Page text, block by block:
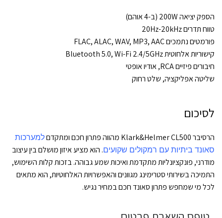
הספק יציאה 200W (ב-4 אוהם)
טווח תדרים 20Hz-20kHz
פורמטים נתמכים FLAC, ALAC, WAV, MP3, AAC
קישוריות אלחוטית Bluetooth 5.0, Wi-Fi 2.4/5GHz
חיבורים פיזיים RCA, אודיו אופטי
שליטה אפליקציה, שלט רחוק
לסיכום
הרסיבר Klark&Helmer CL500 מהווה פתרון חכם ומתקדם
למערכות
סאונד ביתיות עם רמקולים שקועים. הוא מציע איזון מושלם בין עיצוב
מודרני, פונקציונליות מתקדמת ואיכות שמע גבוהה. בזכות קלות השימוש,
התמיכה בשירותי סטרימינג מגוונים והאפשרויות האלחוטיות, הוא מתאים
לכל מי שמחפש פתרון סאונד חכם במחיר נגיש.